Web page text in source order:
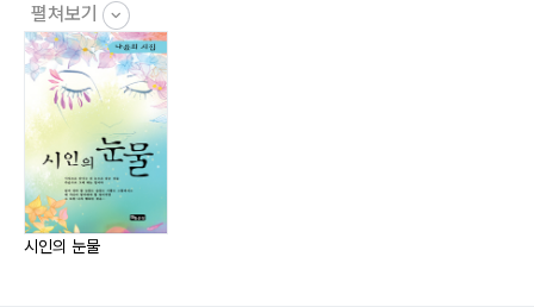
4. 비 그리고…
비가 오는 날이면 / 비 내리는 밤 / 비 오는 창가에서 / 비
오는 날 / 비와 눈물 / 빗속을 거닐며 / 비와 외로움 / 비 /
비가 전하는 말 / 그럴 때가 있다 /
가방]
펼쳐보기
시인의 눈물